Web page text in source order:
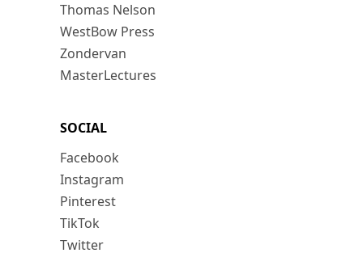
Thomas Nelson
WestBow Press
Zondervan
MasterLectures
SOCIAL
Facebook
Instagram
Pinterest
TikTok
Twitter